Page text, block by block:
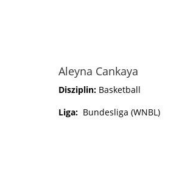
Aleyna Cankaya
Disziplin: Basketball
Liga: Bundesliga (WNBL)